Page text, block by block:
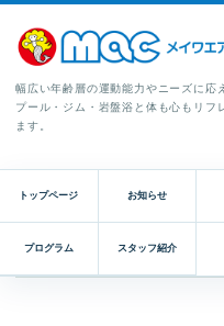
幅広い年齢層の運動能力やニーズに応
プール・ジム・岩盤浴と体も心もリフ
ます。
トップページ お知らせ
プログラム スタッフ紹介